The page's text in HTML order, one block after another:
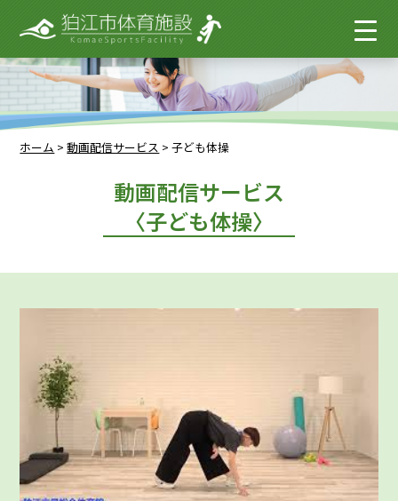
ホーム >動画配信サービス >子ども体操
動画配信サービス
〈子ども体操〉